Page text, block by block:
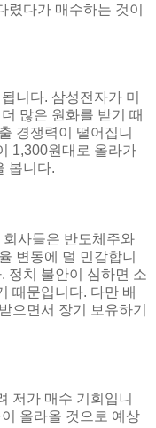
다가 매수하는 것이
니다. 삼성전자가 미
많은 원화를 받기 때
경쟁력이 떨어집니
1,300원대로 올라가
봅니다.
사들은 반도체주와
변동에 덜 민감합니
정치 불안이 심하면 소
때문입니다. 다만 배
으면서 장기 보유하기
저가 매수 기회입니
올라올 것으로 예상